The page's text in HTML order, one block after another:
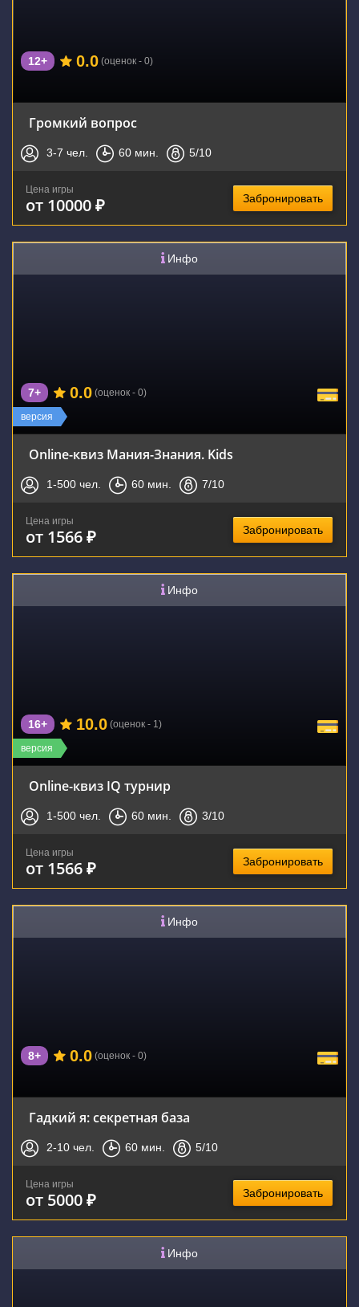
12+ 0.0 (оценок - 0)
Громкий вопрос
3-7 чел. 60 мин. 5/10
Цена игры
от 10000 ₽ Забронировать
Инфо
версия
7+ 0.0 (оценок - 0)
Online-квиз Мания-Знания. Kids
1-500 чел. 60 мин. 7/10
Цена игры
от 1566 ₽ Забронировать
Инфо
версия
16+ 10.0 (оценок - 1)
Online-квиз IQ турнир
1-500 чел. 60 мин. 3/10
Цена игры
от 1566 ₽ Забронировать
Инфо
8+ 0.0 (оценок - 0)
Гадкий я: секретная база
2-10 чел. 60 мин. 5/10
Цена игры
от 5000 ₽ Забронировать
Инфо